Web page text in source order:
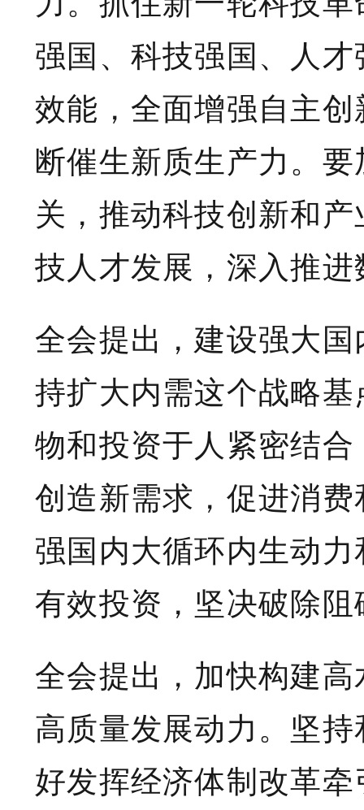
强国、科技强国、人
效能，全面增强自主
断催生新质生产力。
关，推动科技创新和
技人才发展，深入推
全会提出，建设强大
持扩大内需这个战略
物和投资于人紧密结
创造新需求，促进消
强国内大循环内生动
有效投资，坚决破除
全会提出，加快构建
高质量发展动力。坚
好发挥经济体制改革